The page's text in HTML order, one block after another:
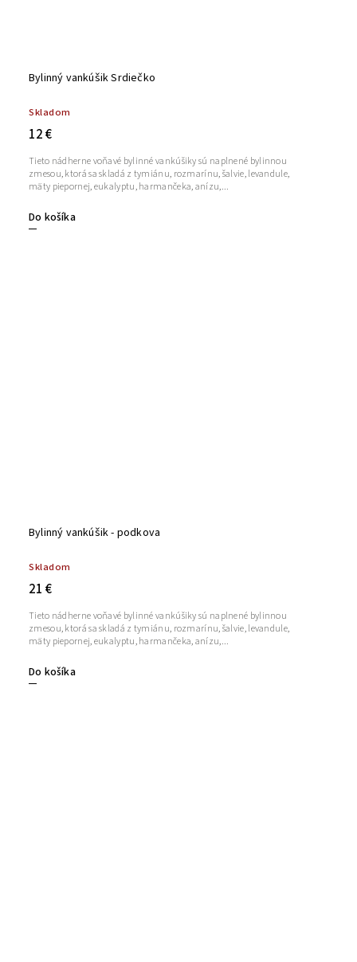
Bylinný vankúšik Srdiečko
Skladom
12 €
Do košíka
Tieto nádherne voňavé bylinné vankúšiky sú naplnené bylinnou
zmesou, ktorá sa skladá z tymiánu, rozmarínu, šalvie, levandule,
mäty piepornej, eukalyptu, harmančeka, anízu,...
Bylinný vankúšik - podkova
Skladom
21 €
Do košíka
Tieto nádherne voňavé bylinné vankúšiky sú naplnené bylinnou
zmesou, ktorá sa skladá z tymiánu, rozmarínu, šalvie, levandule,
mäty piepornej, eukalyptu, harmančeka, anízu,...